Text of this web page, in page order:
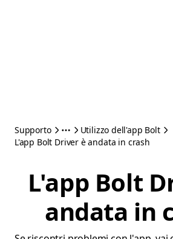
Supporto
Utilizzo dell'app Bolt
L'app Bolt Driver è andata in crash
L'app Bolt
andata in